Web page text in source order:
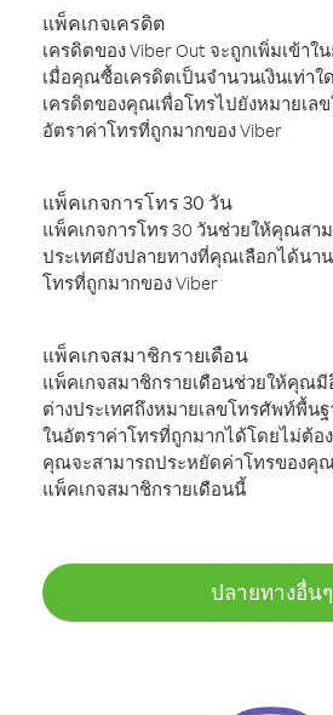
แพ็คเกจเครดิต
เครดิตของ Viber Out จะถูกเพิ่มเข้า
เมื่อคุณซื้อเครดิตเป็นจำนวนเงินเท่า
เครดิตของคุณเพื่อโทรไปยังหมายเล
อัตราค่าโทรที่ถูกมากของ Viber
แพ็คเกจการโทร 30 วัน
แพ็คเกจการโทร 30 วันช่วยให้คุณสา
ประเทศยังปลายทางที่คุณเลือกได้นา
โทรที่ถูกมากของ Viber
แพ็คเกจสมาชิกรายเดือน
แพ็คเกจสมาชิกรายเดือนช่วยให้คุณมี
ต่างประเทศถึงหมายเลขโทรศัพท์พื้น
ในอัตราค่าโทรที่ถูกมากได้โดยไม่ต้อ
คุณจะสามารถประหยัดค่าโทรของคุ
แพ็คเกจสมาชิกรายเดือนนี้
ปลายทางอื่นๆ